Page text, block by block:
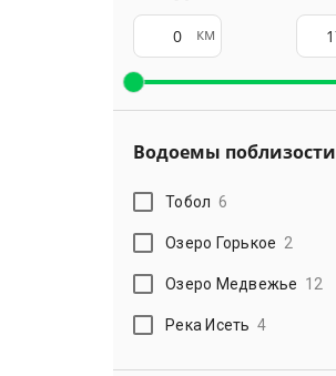
км
Водоемы поблизости
Тобол 6
Озеро Горькое 2
Озеро Медвежье 12
Река Исеть 4